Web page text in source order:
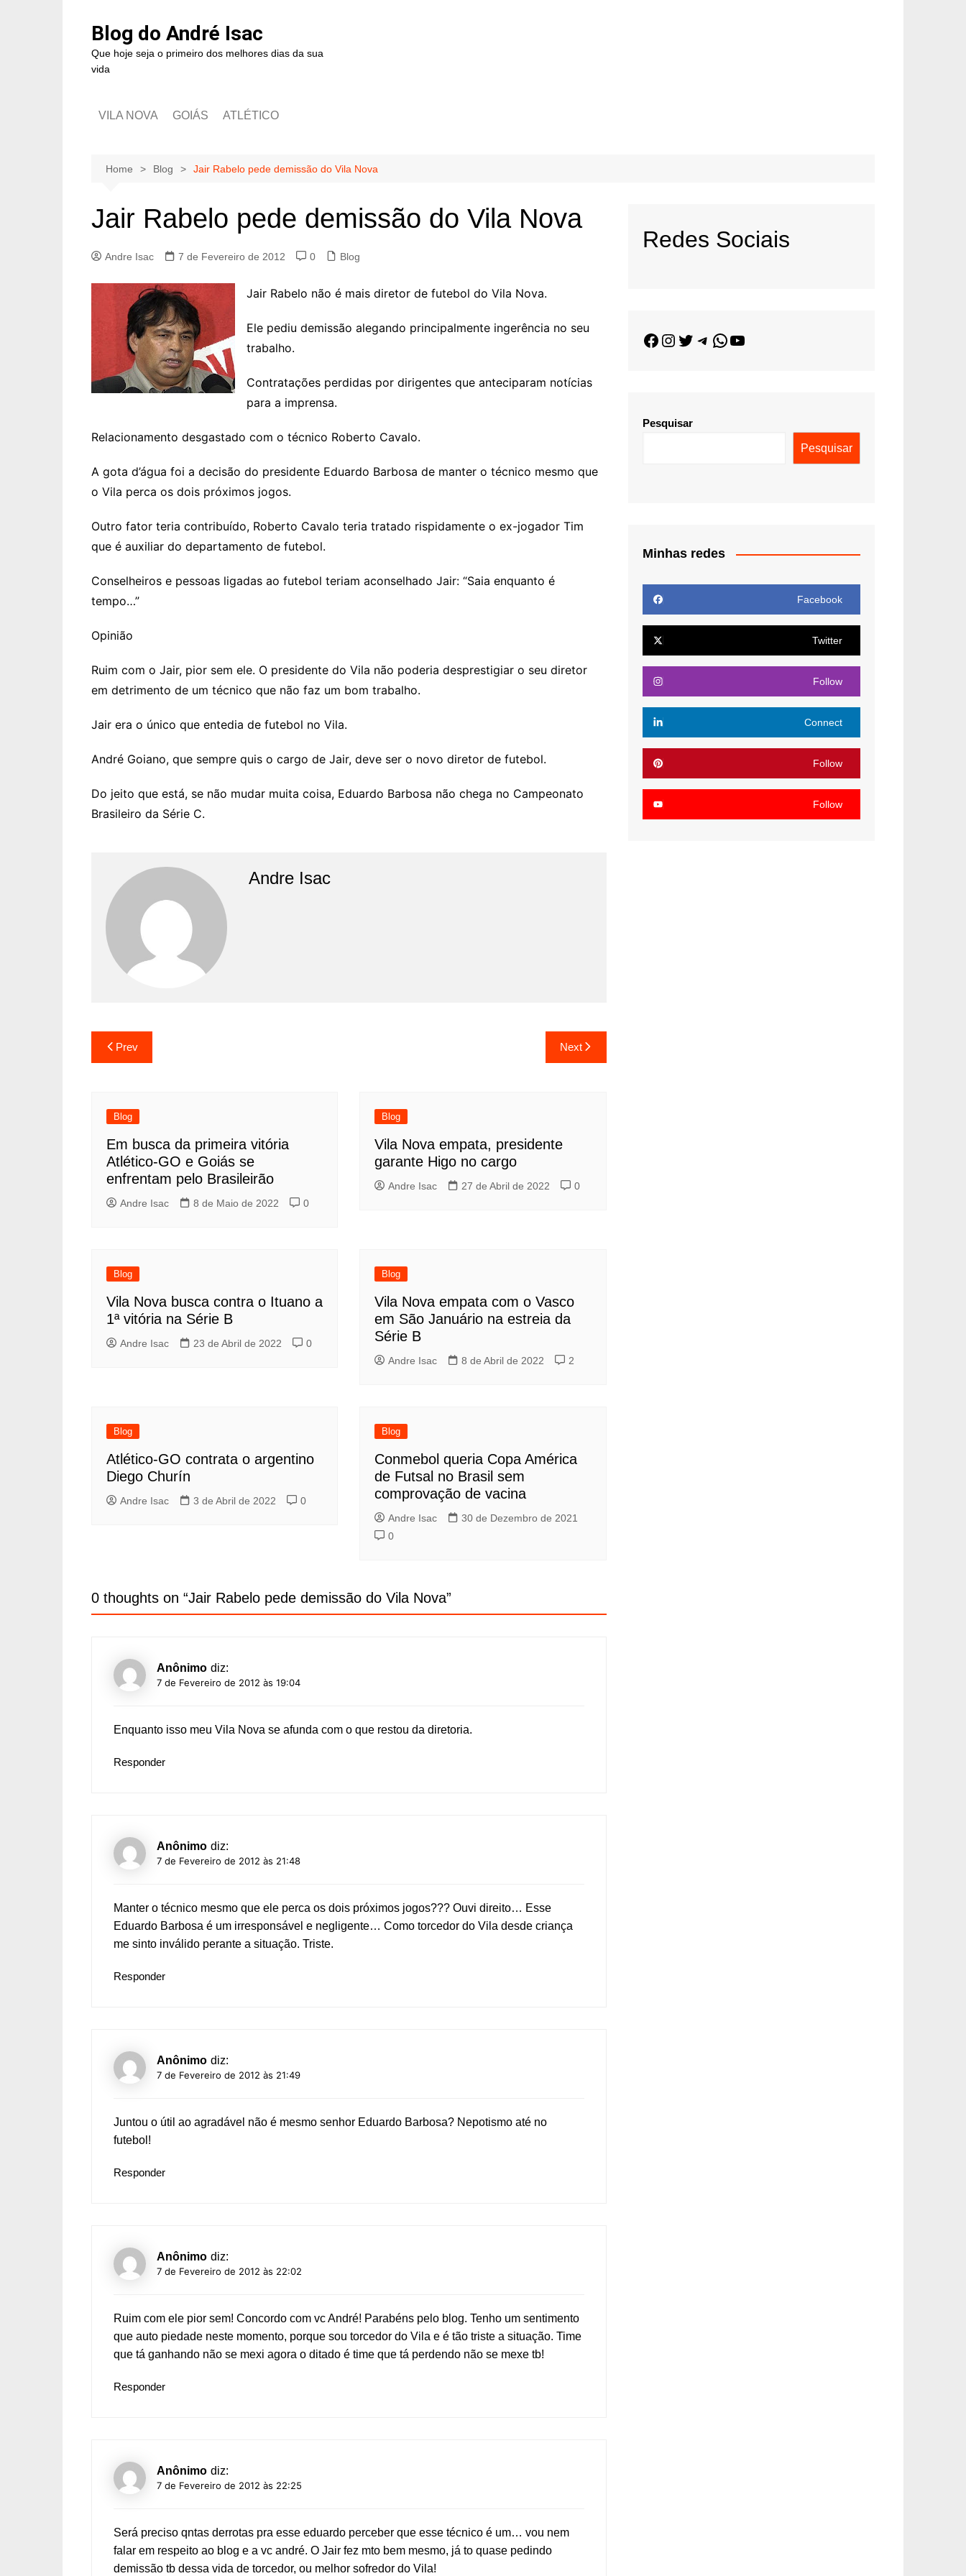
Blog do André Isac
Que hoje seja o primeiro dos melhores dias da sua
vida
VILA NOVA GOIÁS ATLÉTICO
Home Blog Jair Rabelo pede demissão do Vila Nova
Jair Rabelo pede demissão do Vila Nova
Andre Isac 7 de Fevereiro de 2012 0 Blog
Jair Rabelo não é mais diretor de futebol do Vila Nova.
Ele pediu demissão alegando principalmente ingerência no seu
trabalho.
Contratações perdidas por dirigentes que anteciparam notícias
para a imprensa.
Relacionamento desgastado com o técnico Roberto Cavalo.
A gota d’água foi a decisão do presidente Eduardo Barbosa de manter o técnico mesmo que
o Vila perca os dois próximos jogos.
Outro fator teria contribuído, Roberto Cavalo teria tratado rispidamente o ex-jogador Tim
que é auxiliar do departamento de futebol.
Conselheiros e pessoas ligadas ao futebol teriam aconselhado Jair: “Saia enquanto é
tempo…”
Opinião
Ruim com o Jair, pior sem ele. O presidente do Vila não poderia desprestigiar o seu diretor
em detrimento de um técnico que não faz um bom trabalho.
Jair era o único que entedia de futebol no Vila.
André Goiano, que sempre quis o cargo de Jair, deve ser o novo diretor de futebol.
Do jeito que está, se não mudar muita coisa, Eduardo Barbosa não chega no Campeonato
Brasileiro da Série C.
Andre Isac
Prev Next
Blog
Em busca da primeira vitória
Atlético-GO e Goiás se
enfrentam pelo Brasileirão
Andre Isac 8 de Maio de 2022 0
Blog
Vila Nova empata, presidente
garante Higo no cargo
Andre Isac 27 de Abril de 2022 0
Blog
Vila Nova busca contra o Ituano a
1ª vitória na Série B
Andre Isac 23 de Abril de 2022 0
Blog
Vila Nova empata com o Vasco
em São Januário na estreia da
Série B
Andre Isac 8 de Abril de 2022 2
Blog
Atlético-GO contrata o argentino
Diego Churín
Andre Isac 3 de Abril de 2022 0
Blog
Conmebol queria Copa América
de Futsal no Brasil sem
comprovação de vacina
Andre Isac
30 de Dezembro de 2021
0
0 thoughts on “Jair Rabelo pede demissão do Vila Nova”
Anônimo diz:
7 de Fevereiro de 2012 às 19:04
Enquanto isso meu Vila Nova se afunda com o que restou da diretoria.
Responder
Anônimo diz:
7 de Fevereiro de 2012 às 21:48
Manter o técnico mesmo que ele perca os dois próximos jogos??? Ouvi direito… Esse
Eduardo Barbosa é um irresponsável e negligente… Como torcedor do Vila desde criança
me sinto inválido perante a situação. Triste.
Responder
Anônimo diz:
7 de Fevereiro de 2012 às 21:49
Juntou o útil ao agradável não é mesmo senhor Eduardo Barbosa? Nepotismo até no
futebol!
Responder
Anônimo diz:
7 de Fevereiro de 2012 às 22:02
Ruim com ele pior sem! Concordo com vc André! Parabéns pelo blog. Tenho um sentimento
que auto piedade neste momento, porque sou torcedor do Vila e é tão triste a situação. Time
que tá ganhando não se mexi agora o ditado é time que tá perdendo não se mexe tb!
Responder
Anônimo diz:
7 de Fevereiro de 2012 às 22:25
Será preciso qntas derrotas pra esse eduardo perceber que esse técnico é um… vou nem
falar em respeito ao blog e a vc andré. O Jair fez mto bem mesmo, já to quase pedindo
demissão tb dessa vida de torcedor, ou melhor sofredor do Vila!
Redes Sociais
Pesquisar
Pesquisar
Minhas redes
Facebook
Twitter
Follow
Connect
Follow
Follow